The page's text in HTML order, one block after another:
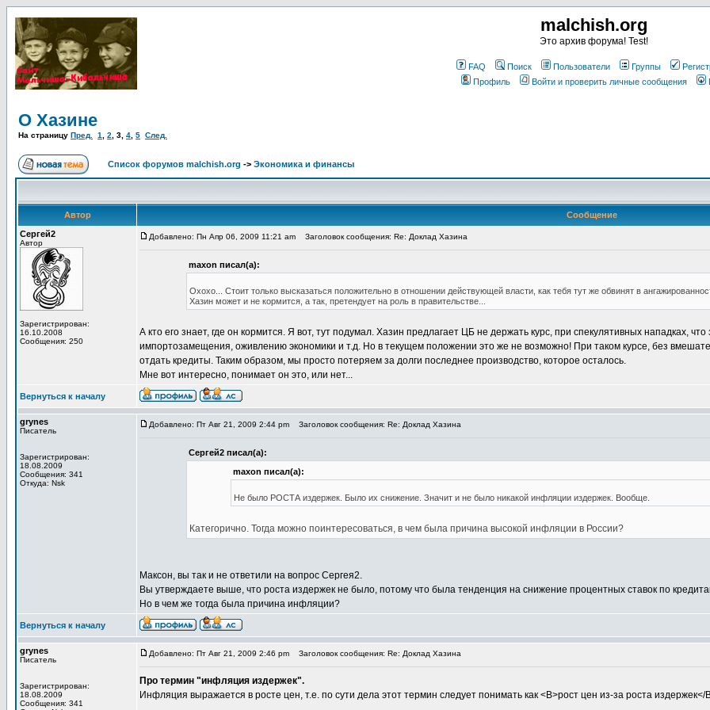
malchish.org
Это архив форума! Test!
FAQ Поиск Пользователи Группы
Профиль
Войти и проверить личные сообщения
О Хазине
На страницу Пред. 1 2 3 4 5 След.
Список форумов malchish.org -> Экономика и финансы
Автор
Сообщение
Сергей2
Автор
Зарегистрирован:
16.10.2008
Сообщения: 250
Добавлено: Пн Апр 06, 2009 11:21 am Заголовок сообщения: Re: Доклад Хазина
maxon писал(а):
Охохо... Стоит только высказаться положительно в отношении действующей власти, как тебя тут же обвинят в
Хазин может и не кормится, а так, претендует на роль в правительстве...
А кто его знает, где он кормится. Я вот, тут подумал. Хазин предлагает ЦБ не держать курс, при спекулятивных нападках,
импортозамещения, оживлению экономики и т.д. Но в текущем положении это же не возможно! При таком курсе, без
отдать кредиты. Таким образом, мы просто потеряем за долги последнее производство, которое осталось.
Мне вот интересно, понимает он это, или нет...
Вернуться к началу
grynes
Писатель
Зарегистрирован:
18.08.2009
Сообщения: 341
Откуда: Nsk
Добавлено: Пт Авг 21, 2009 2:44 pm Заголовок сообщения: Re: Доклад Хазина
Сергей2 писал(а):
maxon писал(а):
Не было РОСТА издержек. Было их снижение. Значит и не было никакой инфляции издержек. Вообще.
Категорично. Тогда можно поинтересоваться, в чем была причина высокой инфляции в России?
Максон, вы так и не ответили на вопрос Сергея2.
Вы утверждаете выше, что роста издержек не было, потому что была тенденция на снижение процентных ставок по
Но в чем же тогда была причина инфляции?
Вернуться к началу
grynes
Писатель
Зарегистрирован:
18.08.2009
Сообщения: 341
Добавлено: Пт Авг 21, 2009 2:46 pm Заголовок сообщения: Re: Доклад Хазина
Про термин "инфляция издержек".
Инфляция выражается в росте цен, т.е. по сути дела этот термин следует понимать как <B>рост цен из-за роста издержек</